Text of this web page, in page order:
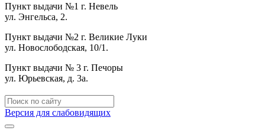
Пункт выдачи №1 г. Невель
ул. Энгельса, 2.
Пункт выдачи №2 г. Великие Луки
ул. Новослободская, 10/1.
Пункт выдачи № 3 г. Печоры
ул. Юрьевская, д. 3а.
Версия для слабовидящих